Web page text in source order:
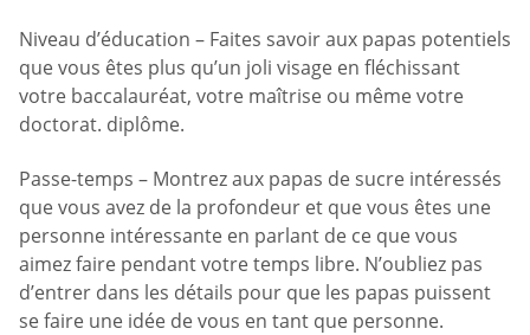
Niveau d’éducation – Faites savoir aux papas potentiels
que vous êtes plus qu’un joli visage en fléchissant
votre baccalauréat, votre maîtrise ou même votre
doctorat. diplôme.
Passe-temps – Montrez aux papas de sucre intéressés
que vous avez de la profondeur et que vous êtes une
personne intéressante en parlant de ce que vous
aimez faire pendant votre temps libre. N’oubliez pas
d’entrer dans les détails pour que les papas puissent
se faire une idée de vous en tant que personne.